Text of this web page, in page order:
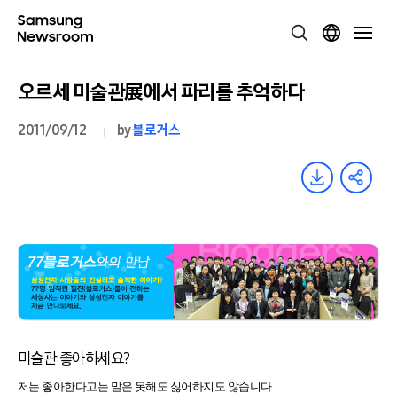
오르세 미술관展에서 파리를 추억하다
2011/09/12 by블로거스
미술관 좋아하세요?
저는 좋아한다고는 말은 못해도 싫어하지도 않습니다.